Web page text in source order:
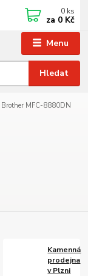
Menu
Hledat
0 ks
za 0 Kč
Brother MFC-8880DN
Kamenná
prodejna
v Plzni